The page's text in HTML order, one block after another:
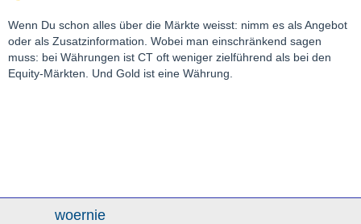
Wenn Du schon alles über die Märkte weisst: nimm es als Angebot
oder als Zusatzinformation. Wobei man einschränkend sagen
muss: bei Währungen ist CT oft weniger zielführend als bei den
Equity-Märkten. Und Gold ist eine Währung.
woernie